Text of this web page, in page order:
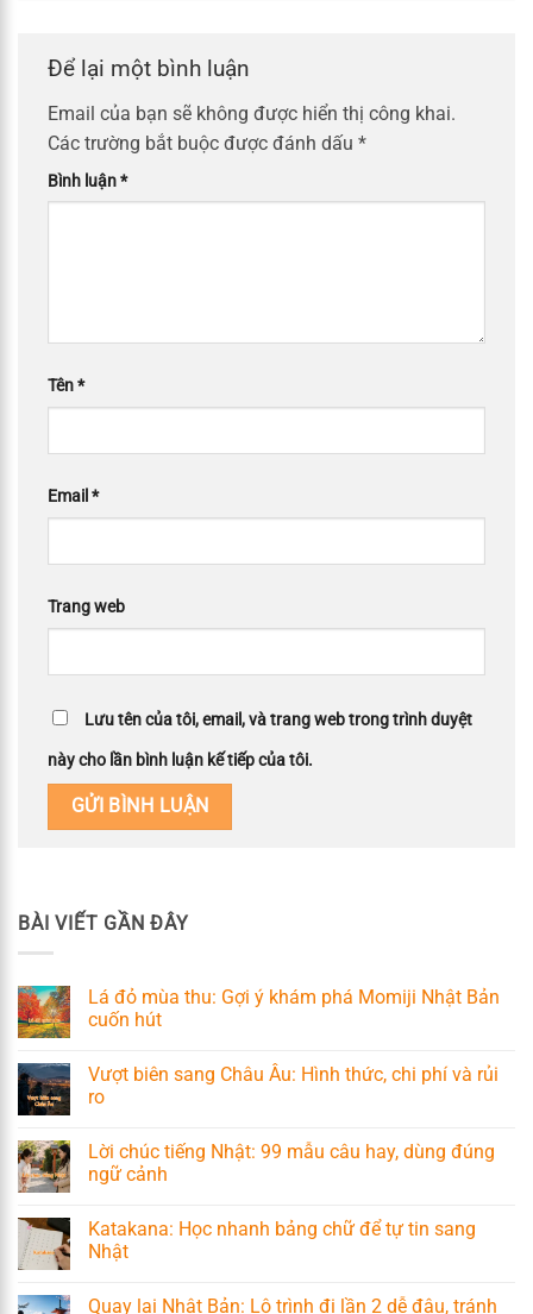
Để lại một bình luận
Email của bạn sẽ không được hiển thị công khai.
Các trường bắt buộc được đánh dấu *
Bình luận*
Tên*
Email *
Trang web
Lưu tên của tôi, email, và trang web trong trình duyệt
này cho lần bình luận kế tiếp của tôi.
BÀI VIẾT GẦN ĐÂY
Lá đỏ mùa thu: Gợi ý khám phá Momiji Nhật Bản
cuốn hút
Vượt biên sang Châu Âu: Hình thức, chi phí và rủi
ro
Lời chúc tiếng Nhật: 99 mẫu câu hay, dùng đúng
ngữ cảnh
Katakana: Học nhanh bảng chữ để tự tin sang
Nhật
Quay lại Nhật Bản: Lộ trình đi lần 2 dễ đậu, tránh